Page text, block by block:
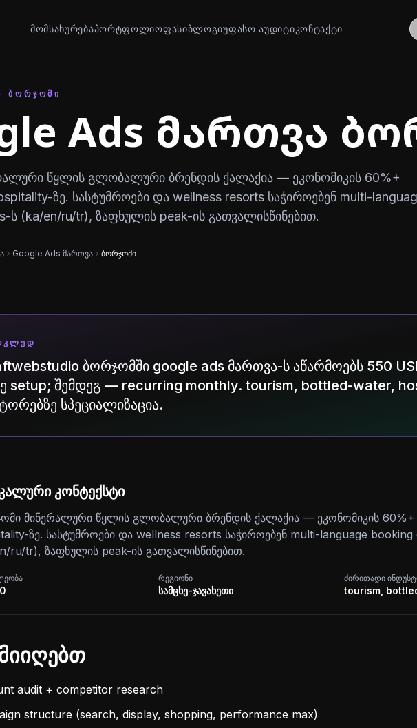
ᲛᲝᲛᲡᲐᲮᲣᲠᲔᲑᲐᲞᲝᲠᲢᲤᲝᲚᲘᲝᲤᲐᲡᲘᲑᲚᲝᲒᲘᲣᲤᲐᲡᲝ ᲐᲣᲓᲘᲢᲘᲙᲝᲜᲢᲐᲥᲢᲘ
ᲑᲝᲠᲯᲝᲛᲘ
Ads მართვა
წყლის გლობალური ბრენდის ქალაქია — ეკონომიკის 60%+
ზე. სასტუმროები და wellness resorts საჭიროებენ multi-
ს (ka/en/ru/tr), ზაფხულის peak-ის გათვალისწინებით.
Google Ads მართვა ბორჯომი
ბორჯომში google ads მართვა-ს აწარმოებს 550
setup; შემდეგ — recurring monthly. tourism, bottled-water,
სპეციალიზაცია.
კონტექსტი
მინერალური წყლის გლობალური ბრენდის ქალაქია — ეკონომიკის 60%+
ზე. სასტუმროები და wellness resorts საჭიროებენ multi-language booking
ru/tr), ზაფხულის peak-ის გათვალისწინებით.
რეგიონი
სამცხე-ჯავახეთი
ძირითადი
tourism,
audit + competitor research
structure (search, display, shopping, performance max)